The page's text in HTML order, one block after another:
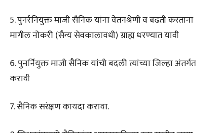
5. पुनर्रनियुक्त माजी सैनिक यांना वेतनश्रेणी व बढती करताना
मागील नोकरी (सैन्य सेवकालावधी) ग्राह्य धरण्यात यावी
6. पुनर्नियुक्त माजी सैनिक यांची बदली त्यांच्या जिल्हा अंतर्गत
करावी
7. सैनिक सरंक्षण कायदा करावा.